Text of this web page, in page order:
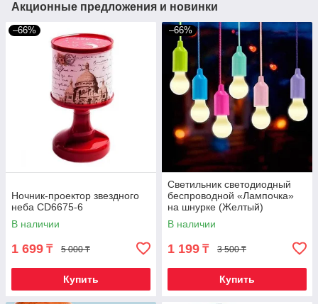
Акционные предложения и новинки
–66%
Ночник-проектор звездного
неба CD6675-6
В наличии
1 699 ₸ 5 000 ₸
Купить
–66%
Светильник светодиодный
беспроводной «Лампочка»
на шнурке (Желтый)
В наличии
1 199 ₸ 3 500 ₸
Купить